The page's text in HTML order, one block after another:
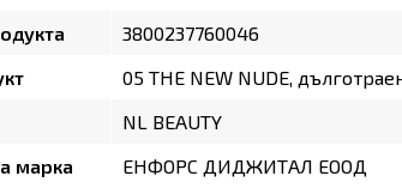
3800237760046
05 THE NEW NUDE,
NL BEAUTY
марка
ЕНФОРС ДИДЖИТАЛ ЕООД